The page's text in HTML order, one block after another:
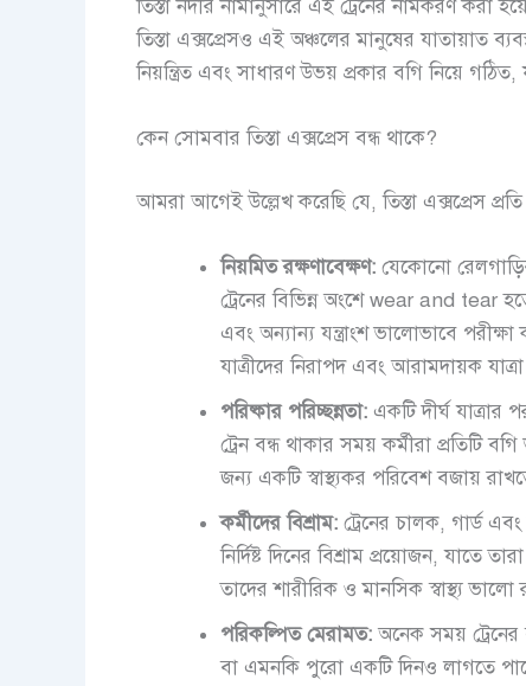
তিস্তা নদীর নামানুসারে এই ট্রেনের নামকরণ করা
তিস্তা এক্সপ্রেসও এই অঞ্চলের মানুষের যাতায়াত
নিয়ন্ত্রিত এবং সাধারণ উভয় প্রকার বগি নিয়ে গঠিত,
কেন সোমবার তিস্তা এক্সপ্রেস বন্ধ থাকে?
আমরা আগেই উল্লেখ করেছি যে, তিস্তা এক্সপ্রেস
নিয়মিত রক্ষণাবেক্ষণ:যেকোনো
ট্রেনের বিভিন্ন অংশে wear and tear
এবং অন্যান্য যন্ত্রাংশ ভালোভাবে
যাত্রীদের নিরাপদ এবং আরামদায়ক যাত্রা
পরিষ্কার পরিচ্ছন্নতা:একটি দীর্ঘ যাত্রার
ট্রেন বন্ধ থাকার সময় কর্মীরা প্রতিটি
জন্য একটি স্বাস্থ্যকর পরিবেশ বজায়
কর্মীদের বিশ্রাম:ট্রেনের চালক, গার্ড
নির্দিষ্ট দিনের বিশ্রাম প্রয়োজন, যাতে
তাদের শারীরিক ও মানসিক স্বাস্থ্য ভালো
পরিকল্পিত মেরামত:অনেক সময় ট্রেনের
বা এমনকি পুরো একটি দিনও লাগতে